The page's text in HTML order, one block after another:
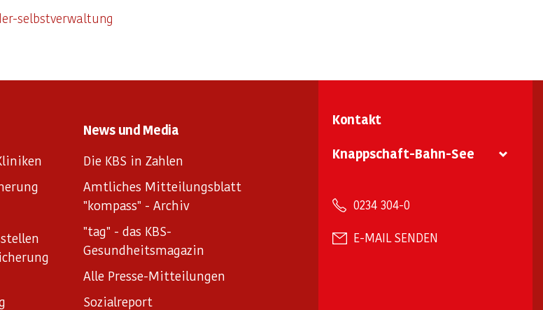
selbstverwaltung
News und Media
Die KBS in Zahlen
Amtliches Mitteilungsblatt
"kompass" - Archiv
"tag" - das KBS-
Gesundheitsmagazin
Alle Presse-Mitteilungen
Sozialreport
Kontakt
Knappschaft-Bahn-See
0234 304-0
E-MAIL SENDEN